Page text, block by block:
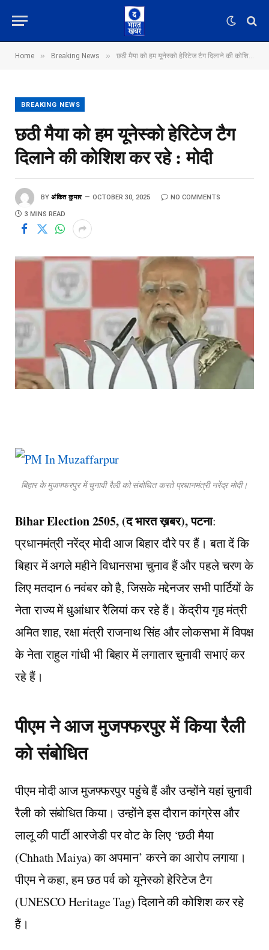
Home » Breaking News » छठी मैया को हम यूनेस्को हेरिटेज टैग दिलाने की कोशिश कर रहे : मोदी
BREAKING NEWS
छठी मैया को हम यूनेस्को हेरिटेज टैग
दिलाने की कोशिश कर रहे : मोदी
BY अंकित कुमार OCTOBER 30, 2025 NO COMMENTS
3 MINS READ
बिहार के मुजफ्फरपुर में चुनावी रैली को संबोधित करते प्रधानमंत्री नरेंद्र मोदी।
Bihar Election 2505, (द भारत ख़बर), पटना:
प्रधानमंत्री नरेंद्र मोदी आज बिहार दौरे पर हैं। बता दें कि
बिहार में अगले महीने विधानसभा चुनाव हैं और पहले चरण के
लिए मतदान 6 नवंबर को है, जिसके मद्देनजर सभी पार्टियों के
नेता राज्य में धुआंधार रैलियां कर रहे हैं। केंद्रीय गृह मंत्री
अमित शाह, रक्षा मंत्री राजनाथ सिंह और लोकसभा में विपक्ष
के नेता राहुल गांधी भी बिहार में लगातार चुनावी सभाएं कर
रहे हैं।
पीएम ने आज मुजफ्फरपुर में किया रैली
को संबोधित
पीएम मोदी आज मुजफ्फरपुर पहुंचे हैं और उन्होंने यहां चुनावी
रैली को संबोधित किया। उन्होंने इस दौरान कांग्रेस और
लालू की पार्टी आरजेडी पर वोट के लिए ‘छठी मैया
(Chhath Maiya) का अपमान’ करने का आरोप लगाया।
पीएम ने कहा, हम छठ पर्व को यूनेस्को हेरिटेज टैग
(UNESCO Heritage Tag) दिलाने की कोशिश कर रहे
हैं।